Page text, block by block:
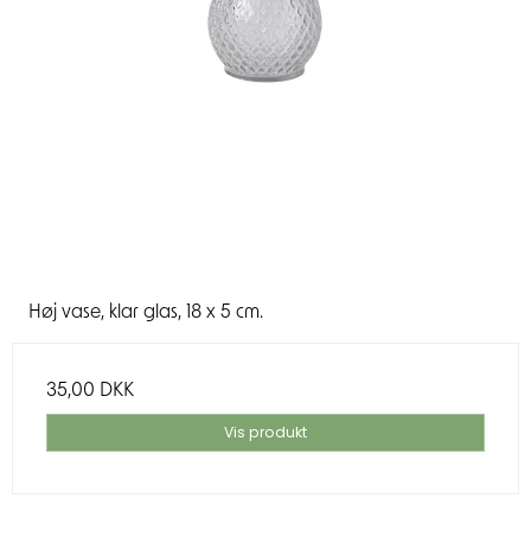
Høj vase, klar glas, 18 x 5 cm.
35,00 DKK
Vis produkt